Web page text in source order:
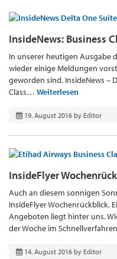
InsideNews: Business
In unserer heutigen Ausgabe
wieder einige Meldungen
geworden sind. InsideNews –
Class… Weiterlesen
19. August 2016 by Editor
InsideFlyer
Auch an diesem sonnigen
InsideFlyer Wochenrückblick.
Angeboten liegt hinter uns.
der Woche im
14. August 2016 by Editor